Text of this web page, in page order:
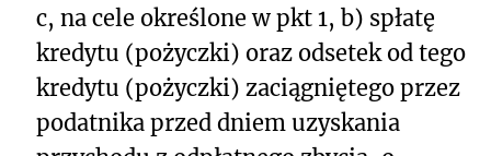
c, na cele określone w pkt 1, b) spłatę
kredytu (pożyczki) oraz odsetek od tego
kredytu (pożyczki) zaciągniętego przez
podatnika przed dniem uzyskania